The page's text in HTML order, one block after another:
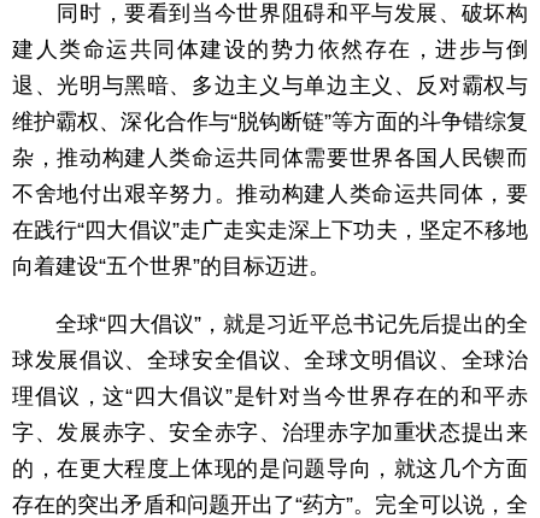
同时，要看到当今世界阻碍和平与发展、破坏构
建人类命运共同体建设的势力依然存在，进步与倒
退、光明与黑暗、多边主义与单边主义、反对霸权与
维护霸权、深化合作与“脱钩断链”等方面的斗争错综复
杂，推动构建人类命运共同体需要世界各国人民锲而
不舍地付出艰辛努力。推动构建人类命运共同体，要
在践行“四大倡议”走广走实走深上下功夫，坚定不移地
向着建设“五个世界”的目标迈进。
全球“四大倡议”，就是习近平总书记先后提出的全
球发展倡议、全球安全倡议、全球文明倡议、全球治
理倡议，这“四大倡议”是针对当今世界存在的和平赤
字、发展赤字、安全赤字、治理赤字加重状态提出来
的，在更大程度上体现的是问题导向，就这几个方面
存在的突出矛盾和问题开出了“药方”。完全可以说，全